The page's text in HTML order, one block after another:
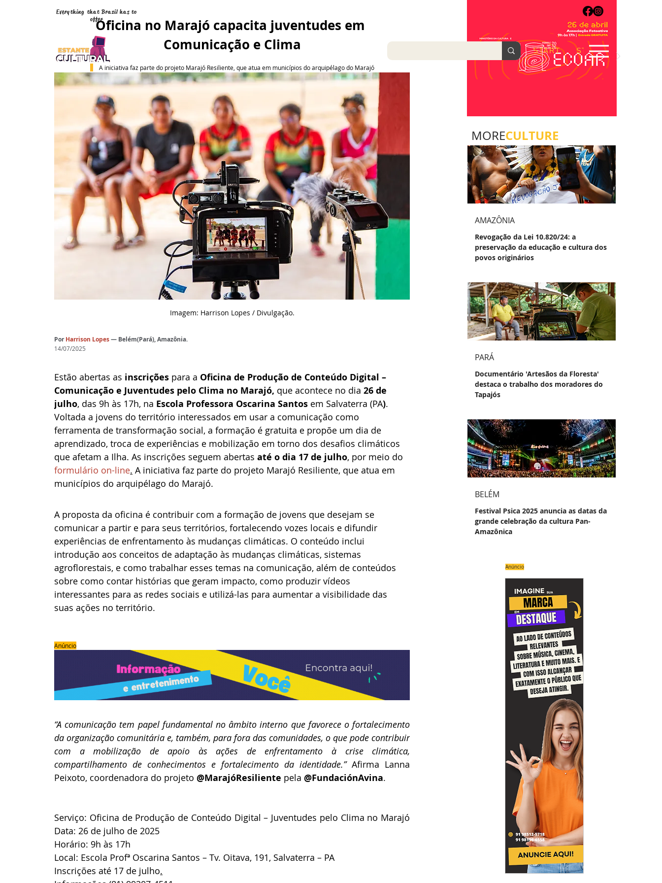
Everything that Brazil has to
offer
START START
Come back
Oficina no Marajó capacita juventudes em
Comunicação e Clima
A iniciativa faz parte do projeto Marajó Resiliente, que atua em municípios do arquipélago do Marajó
Imagem: Harrison Lopes / Divulgação.
Por Harrison Lopes— Belém(Pará), Amazônia.
14/07/2025
Estão abertas as inscrições para a Oficina de Produção de Conteúdo Digital –
Comunicação e Juventudes pelo Clima no Marajó, que acontece no dia 26 de
julho, das 9h às 17h, na Escola Professora Oscarina Santos em Salvaterra (PA).
Voltada a jovens do território interessados em usar a comunicação como
ferramenta de transformação social, a formação é gratuita e propõe um dia de
aprendizado, troca de experiências e mobilização em torno dos desafios climáticos
que afetam a Ilha. As inscrições seguem abertas até o dia 17 de julho, por meio do
formulário on-line. A iniciativa faz parte do projeto Marajó Resiliente, que atua em
municípios do arquipélago do Marajó.
A proposta da oficina é contribuir com a formação de jovens que desejam se
comunicar a partir e para seus territórios, fortalecendo vozes locais e difundir
experiências de enfrentamento às mudanças climáticas. O conteúdo inclui
introdução aos conceitos de adaptação às mudanças climáticas, sistemas
agroflorestais, e como trabalhar esses temas na comunicação, além de conteúdos
sobre como contar histórias que geram impacto, como produzir vídeos
interessantes para as redes sociais e utilizá-las para aumentar a visibilidade das
suas ações no território.
Anúncio
“A comunicação tem papel fundamental no âmbito interno que favorece o fortalecimento
da organização comunitária e, também, para fora das comunidades, o que pode contribuir
com a mobilização de apoio às ações de enfrentamento à crise climática,
compartilhamento de conhecimentos e fortalecimento da identidade.” Afirma Lanna
Peixoto, coordenadora do projeto @MarajóResiliente pela @FundaciónAvina.
Serviço: Oficina de Produção de Conteúdo Digital – Juventudes pelo Clima no Marajó
Data: 26 de julho de 2025
Horário: 9h às 17h
Local: Escola Profª Oscarina Santos – Tv. Oitava, 191, Salvaterra – PA
Inscrições até 17 de julho.
MORECULTURE
AMAZÔNIA
Revogação da Lei 10.820/24: a
preservação da educação e cultura dos
povos originários
PARÁ
Documentário 'Artesãos da Floresta'
destaca o trabalho dos moradores do
Tapajós
BELÉM
Festival Psica 2025 anuncia as datas da
grande celebração da cultura Pan-
Amazônica
Anúncio